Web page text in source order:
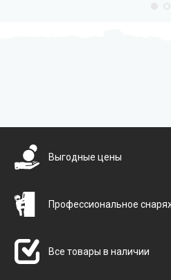
Выгодные цены
Профессиональное
Все товары в наличии